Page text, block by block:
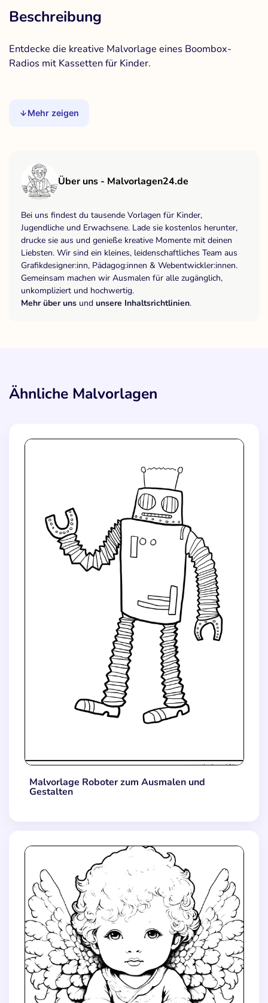
Beschreibung
Entdecke die kreative Malvorlage eines Boombox-
Radios mit Kassetten für Kinder.
Mehr zeigen
Über uns - Malvorlagen24.de
Bei uns findest du tausende Vorlagen für Kinder,
Jugendliche und Erwachsene. Lade sie kostenlos herunter,
drucke sie aus und genieße kreative Momente mit deinen
Liebsten. Wir sind ein kleines, leidenschaftliches Team aus
Grafikdesigner:inn, Pädagog:innen & Webentwickler:innen.
Gemeinsam machen wir Ausmalen für alle zugänglich,
unkompliziert und hochwertig.
Mehr über uns und unsere Inhaltsrichtlinien.
Ähnliche Malvorlagen
Malvorlage Roboter zum Ausmalen und
Gestalten